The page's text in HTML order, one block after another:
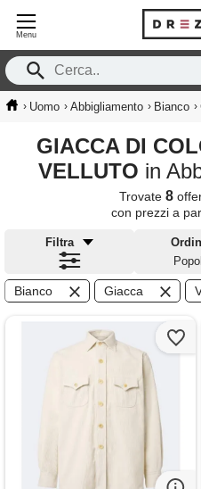
Menu
› Uomo › Abbigliamento › Bianco ›
GIACCA DI COLORE BIANCO IN
VELLUTO in
Trovate 8
con prezzi a
Filtra
Bianco Giacca